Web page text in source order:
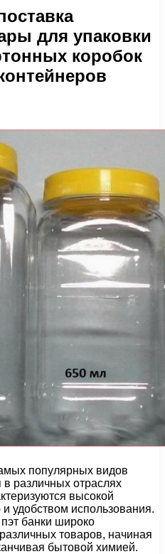
для упаковки
коробок
популярных видов
в различных отраслях
высокой
удобством использования.
банки широко
товаров, начиная
бытовой химией.